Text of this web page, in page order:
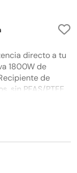
directo a tu
1800W de
de
sin PFAS/PTFE.